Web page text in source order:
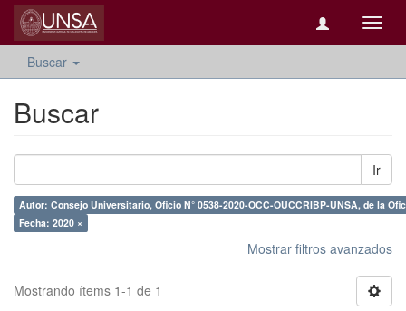
Buscar
Buscar
Ir
Autor: Consejo Universitario, Oficio N° 0538-2020-OCC-OUCCRIBP-UNSA, de la
Fecha: 2020 ×
Mostrar filtros avanzados
Mostrando ítems 1-1 de 1